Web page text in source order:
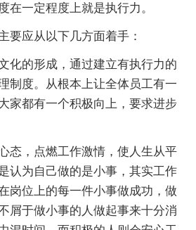
在一定程度上就是执行力。
要应从以下几方面着手：
化的形成，通过建立有执行力的
制度。从根本上让全体员工有一
家都有一个积极向上，要求进步
态，点燃工作激情，使人生从平
认为自己做的是小事，其实工作
岗位上的每一件小事做成功，做
屑于做小事的人做起事来十分消